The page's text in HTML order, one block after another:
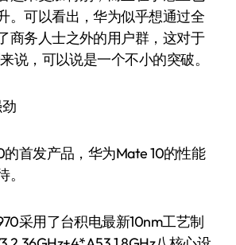
。可以看出，华为似乎想通过全
商务人士之外的用户群，这对于
说，可以说是一个不小的突破。
首发产品，华为Mate 10的性能
采用了台积电最新10nm工艺制